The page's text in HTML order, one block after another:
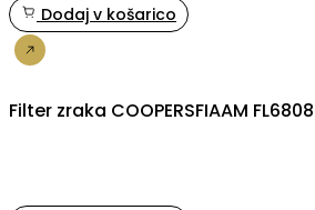
Dodaj v košarico
Filter zraka COOPERSFIAAM FL6808